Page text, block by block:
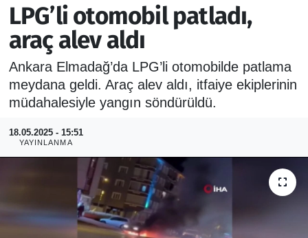
LPG’li otomobil patladı,
araç alev aldı
Ankara Elmadağ’da LPG’li otomobilde patlama
meydana geldi. Araç alev aldı, itfaiye ekiplerinin
müdahalesiyle yangın söndürüldü.
18.05.2025 - 15:51
YAYINLANMA
GENEL
EKONOMİ
SİYASET
SPOR
RESMİ REKLAM
İzmir Trafik Yoğunluk Haritası
Puan Durumu ve Fikstür
Tüm Manşetler
Son Dakika Haberleri
Haber Arşivi